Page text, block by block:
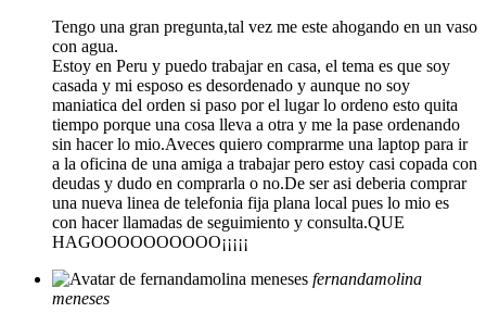
Tengo una gran pregunta,tal vez me este ahogando en un vaso
con agua.
Estoy en Peru y puedo trabajar en casa, el tema es que soy
casada y mi esposo es desordenado y aunque no soy
maniatica del orden si paso por el lugar lo ordeno esto quita
tiempo porque una cosa lleva a otra y me la pase ordenando
sin hacer lo mio.Aveces quiero comprarme una laptop para ir
a la oficina de una amiga a trabajar pero estoy casi copada con
deudas y dudo en comprarla o no.De ser asi deberia comprar
una nueva linea de telefonia fija plana local pues lo mio es
con hacer llamadas de seguimiento y consulta.QUE
HAGOOOOOOOOOO¡¡¡¡¡
fernandamolina
meneses